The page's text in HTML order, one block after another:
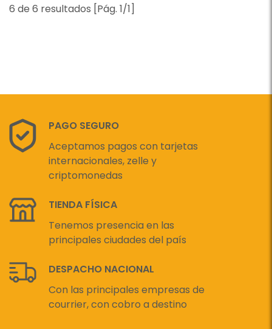
6 de 6 resultados [Pág. 1/1]
PAGO SEGURO
Aceptamos pagos con tarjetas
internacionales, zelle y
criptomonedas
TIENDA FÍSICA
Tenemos presencia en las
principales ciudades del país
DESPACHO NACIONAL
Con las principales empresas de
courrier, con cobro a destino